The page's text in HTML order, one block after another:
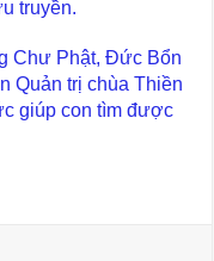
truyền.
Chư Phật, Đức Bổn
Quản trị chùa Thiền
giúp con tìm được